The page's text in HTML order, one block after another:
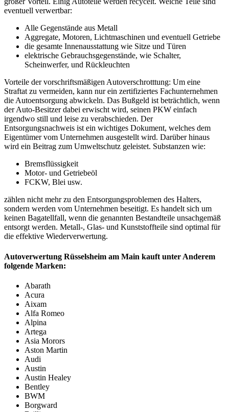
eventuell verwertbar:
Alle Gegenstände aus Metall
Aggregate, Motoren, Lichtmaschinen und eventuell Getriebe
die gesamte Innenausstattung wie Sitze und Türen
elektrische Gebrauchsgegenstände, wie Schalter,
Scheinwerfer, und Rückleuchten
Vorteile der vorschriftsmäßigen Autoverschrotttung: Um eine
Straftat zu vermeiden, kann nur ein zertifiziertes Fachunternehmen
die Autoentsorgung abwickeln. Das Bußgeld ist beträchtlich, wenn
der Auto-Besitzer dabei erwischt wird, seinen PKW einfach
irgendwo still und leise zu verabschieden. Der
Entsorgungsnachweis ist ein wichtiges Dokument, welches dem
Eigentümer vom Unternehmen ausgestellt wird. Darüber hinaus
wird ein Beitrag zum Umweltschutz geleistet. Substanzen wie:
Bremsflüssigkeit
Motor- und Getriebeöl
FCKW, Blei usw.
zählen nicht mehr zu den Entsorgungsproblemen des Halters,
sondern werden vom Unternehmen beseitigt. Es handelt sich um
keinen Bagatellfall, wenn die genannten Bestandteile unsachgemäß
entsorgt werden. Metall-, Glas- und Kunststoffteile sind optimal für
die effektive Wiederverwertung.
Autoverwertung Rüsselsheim am Main kauft unter Anderem
folgende Marken:
Abarath
Acura
Aixam
Alfa Romeo
Alpina
Artega
Asia Morors
Aston Martin
Audi
Austin
Austin Healey
Bentley
BWM
Borgward